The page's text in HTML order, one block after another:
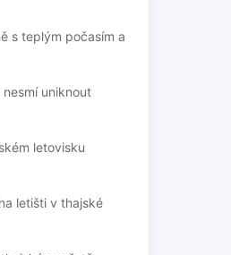
s teplým počasím a
uniknout
letovisku
letišti v thajské